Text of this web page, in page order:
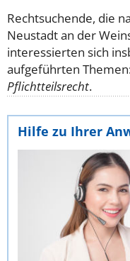
Rechtsuchende, die
Neustadt an der
interessierten sich
aufgeführten
Pflichtteilsrecht.
Hilfe zu Ihrer